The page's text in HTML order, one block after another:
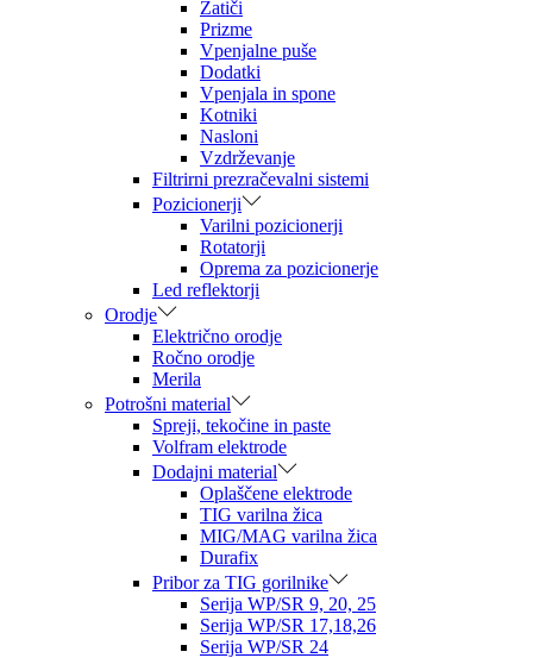
Zatiči
Prizme
Vpenjalne puše
Dodatki
Vpenjala in spone
Kotniki
Nasloni
Vzdrževanje
Filtrirni prezračevalni sistemi
Pozicionerji
Varilni pozicionerji
Rotatorji
Oprema za pozicionerje
Led reflektorji
Orodje
Električno orodje
Ročno orodje
Merila
Potrošni material
Spreji, tekočine in paste
Volfram elektrode
Dodajni material
Oplaščene elektrode
TIG varilna žica
MIG/MAG varilna žica
Durafix
Pribor za TIG gorilnike
Serija WP/SR 9, 20, 25
Serija WP/SR 17,18,26
Serija WP/SR 24